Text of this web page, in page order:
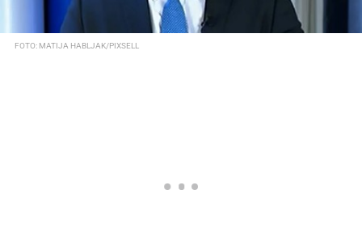
FOTO: MATIJA HABLJAK/PIXSELL